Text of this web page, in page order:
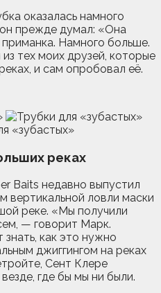
оказалась намного
прежде думал: «Она
Намного больше.
тех моих друзей, которые
и сам опробовал её.
реках
Baits недавно выпустил
вертикальной ловли маски
реке. «Мы получили
— говорит Марк.
как это нужно
джиггингом на реках
Сент Клере
где бы мы ни были.